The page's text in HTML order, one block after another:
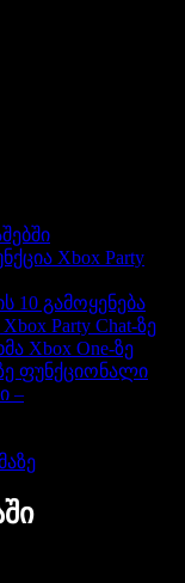
Xbox Party
10 გამოყენება
Party Chat-ზე
Xbox One-ზე
ფუნქციონალი
–